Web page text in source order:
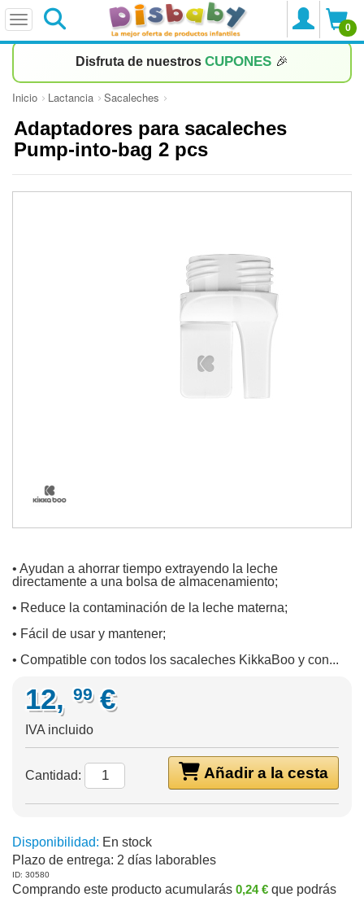
0
Disfruta de nuestros CUPONES 🎉
Inicio Lactancia Sacaleches
Adaptadores para sacaleches
Pump-into-bag 2 pcs
• Ayudan a ahorrar tiempo extrayendo la leche
directamente a una bolsa de almacenamiento;
• Reduce la contaminación de la leche materna;
• Fácil de usar y mantener;
• Compatible con todos los sacaleches KikkaBoo y con...
12, 99 €
IVA incluido
Añadir a la cesta
Cantidad:
Disponibilidad: En stock
Plazo de entrega: 2 días laborables
ID: 30580
Comprando este producto acumularás 0,24 € que podrás